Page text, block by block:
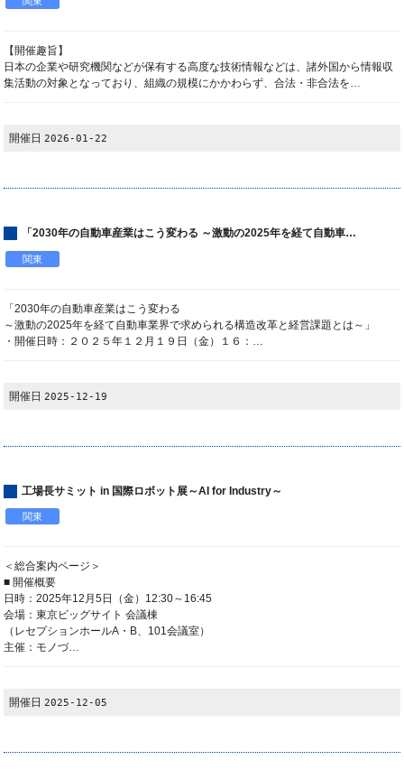
【開催趣旨】
日本の企業や研究機関などが保有する高度な技術情報などは、諸外国から情報収
集活動の対象となっており、組織の規模にかかわらず、合法・非合法を…
開催日 2026-01-22
「2030年の自動車産業はこう変わる ～激動の2025年を経て自動車…
関東
「2030年の自動車産業はこう変わる
～激動の2025年を経て自動車業界で求められる構造改革と経営課題とは～」
・開催日時：２０２５年１２月１９日（金）１６：…
開催日 2025-12-19
工場長サミット in 国際ロボット展～AI for Industry～
関東
＜総合案内ページ＞
■ 開催概要
日時：2025年12月5日（金）12:30～16:45
会場：東京ビッグサイト 会議棟
（レセプションホールA・B、101会議室）
主催：モノづ…
開催日 2025-12-05